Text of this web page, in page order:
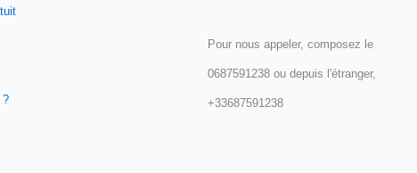
?
Pour nous appeler, composez le
0687591238 ou depuis l'étranger,
+33687591238